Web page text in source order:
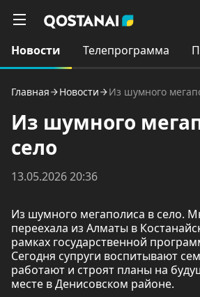
Новости Телепрограмма
Главная Новости Из шумного
Из шумного
село
13.05.2026 20:36
Из шумного мегаполиса в село.
переехала из Алматы в
рамках государственной
Сегодня супруги воспитывают
работают и строят планы на
месте в Денисовском районе.